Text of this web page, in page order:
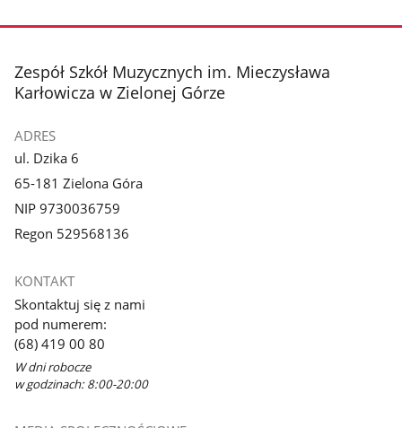
stopka
Zespół Szkół Muzycznych im. Mieczysława
Karłowicza w Zielonej Górze
ADRES
ul. Dzika 6
65-181 Zielona Góra
NIP 9730036759
Regon 529568136
KONTAKT
Skontaktuj się z nami
pod numerem:
(68) 419 00 80
W dni robocze
w godzinach: 8:00-20:00